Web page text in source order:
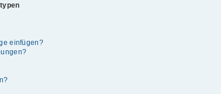
einfügen?